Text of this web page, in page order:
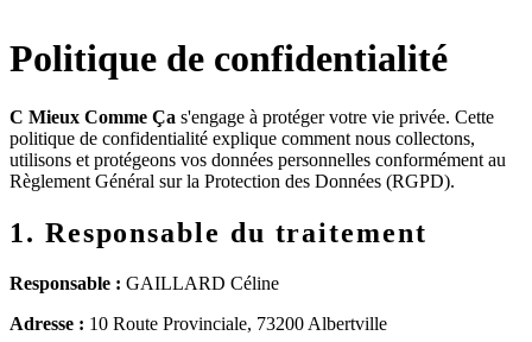
Politique de confidentialité
C Mieux Comme Ça s'engage à protéger votre vie privée. Cette
politique de confidentialité explique comment nous collectons,
utilisons et protégeons vos données personnelles conformément au
Règlement Général sur la Protection des Données (RGPD).
1. Responsable du traitement
Responsable : GAILLARD Céline
Adresse : 10 Route Provinciale, 73200 Albertville